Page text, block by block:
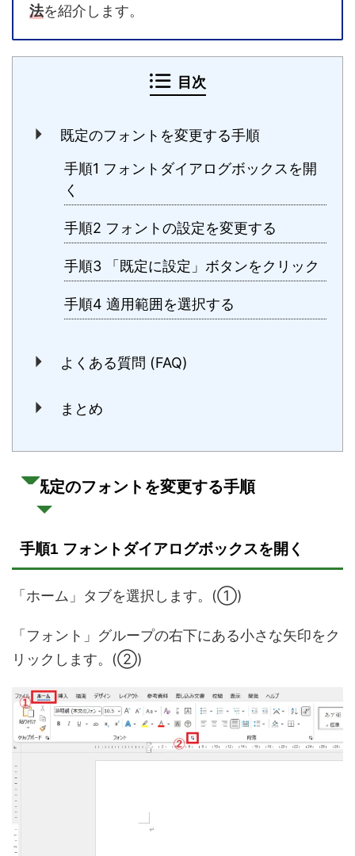
法を紹介します。
目次
既定のフォントを変更する手順
手順1 フォントダイアログボックスを開
く
手順2 フォントの設定を変更する
手順3 「既定に設定」ボタンをクリック
手順4 適用範囲を選択する
よくある質問 (FAQ)
まとめ
既定のフォントを変更する手順
手順1 フォントダイアログボックスを開く
「ホーム」タブを選択します。(①)
「フォント」グループの右下にある小さな矢印をク
リックします。(②)